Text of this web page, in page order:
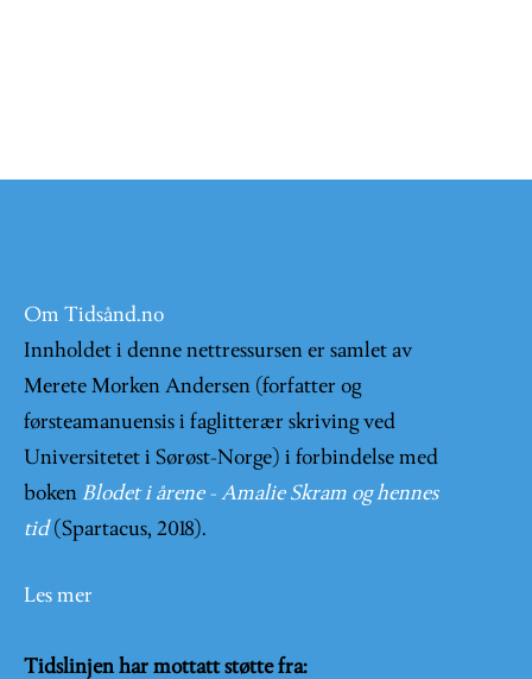
Om Tidsånd.no
Innholdet i denne nettressursen er samlet av
Merete Morken Andersen (forfatter og
førsteamanuensis i faglitterær skriving ved
Universitetet i Sørøst-Norge) i forbindelse med
boken Blodet i årene - Amalie Skram og hennes
tid (Spartacus, 2018).
Les mer
Tidslinjen har mottatt støtte fra: